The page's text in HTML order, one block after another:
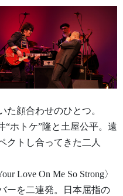
た顔合わせのひとつ。
“ホトケ”隆と土屋公平。遠
クトし合ってきた二人
Love On Me So Strong〉
ーを二連発。日本屈指の